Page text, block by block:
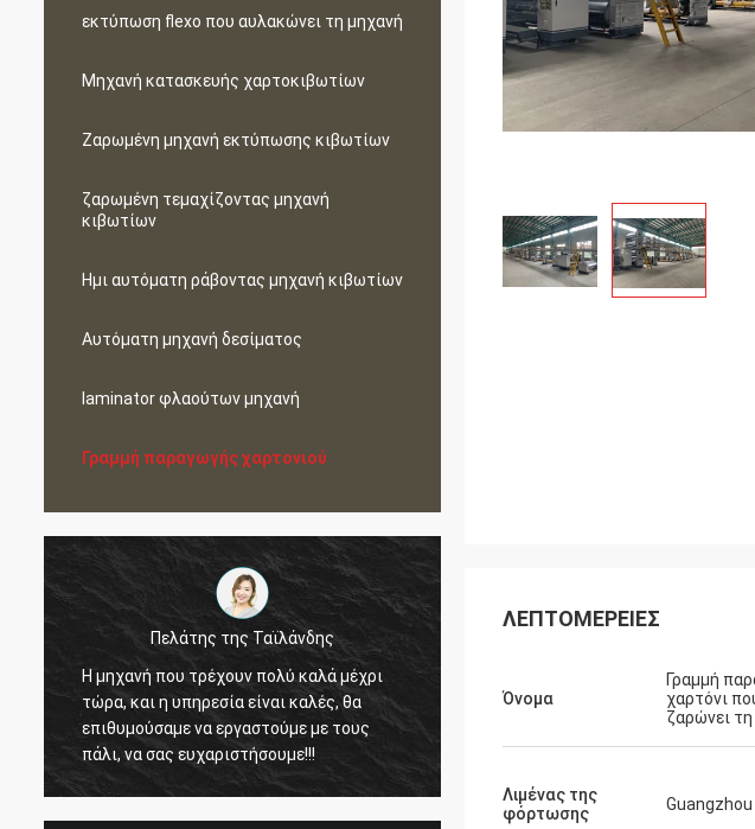
εκτύπωση flexo που αυλακώνει τη μηχανή
Μηχανή κατασκευής χαρτοκιβωτίων
Ζαρωμένη μηχανή εκτύπωσης κιβωτίων
ζαρωμένη τεμαχίζοντας μηχανή
κιβωτίων
Ημι αυτόματη ράβοντας μηχανή κιβωτίων
Αυτόματη μηχανή δεσίματος
laminator φλαούτων μηχανή
Γραμμή παραγωγής χαρτονιού
Πελάτης της Ταϊλάνδης
Η μηχανή που τρέχουν πολύ καλά μέχρι
τώρα, και η υπηρεσία είναι καλές, θα
επιθυμούσαμε να εργαστούμε με τους
πάλι, να σας ευχαριστήσουμε!!!
Μέσα σε τελευταία 2,5 έτη,
μηχανή 3 από Toprint, άξιζαν την
εμπιστοσύνη μας και θα
εργαστούμε με τους για τους
ΛΕΠΤΟΜΈΡΕΙΕΣ
Όνομα
Γραμμή
χαρτόνι
ζαρώνει
Λιμένας της
φόρτωσης